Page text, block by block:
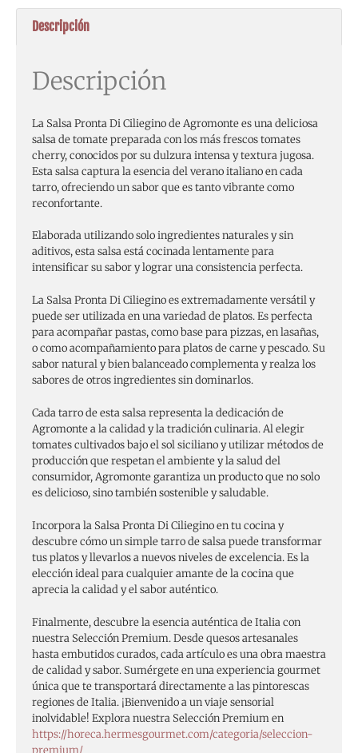
Descripción
Descripción
La Salsa Pronta Di Ciliegino de Agromonte es una deliciosa
salsa de tomate preparada con los más frescos tomates
cherry, conocidos por su dulzura intensa y textura jugosa.
Esta salsa captura la esencia del verano italiano en cada
tarro, ofreciendo un sabor que es tanto vibrante como
reconfortante.
Elaborada utilizando solo ingredientes naturales y sin
aditivos, esta salsa está cocinada lentamente para
intensificar su sabor y lograr una consistencia perfecta.
La Salsa Pronta Di Ciliegino es extremadamente versátil y
puede ser utilizada en una variedad de platos. Es perfecta
para acompañar pastas, como base para pizzas, en lasañas,
o como acompañamiento para platos de carne y pescado. Su
sabor natural y bien balanceado complementa y realza los
sabores de otros ingredientes sin dominarlos.
Cada tarro de esta salsa representa la dedicación de
Agromonte a la calidad y la tradición culinaria. Al elegir
tomates cultivados bajo el sol siciliano y utilizar métodos de
producción que respetan el ambiente y la salud del
consumidor, Agromonte garantiza un producto que no solo
es delicioso, sino también sostenible y saludable.
Incorpora la Salsa Pronta Di Ciliegino en tu cocina y
descubre cómo un simple tarro de salsa puede transformar
tus platos y llevarlos a nuevos niveles de excelencia. Es la
elección ideal para cualquier amante de la cocina que
aprecia la calidad y el sabor auténtico.
Finalmente, descubre la esencia auténtica de Italia con
nuestra Selección Premium. Desde quesos artesanales
hasta embutidos curados, cada artículo es una obra maestra
de calidad y sabor. Sumérgete en una experiencia gourmet
única que te transportará directamente a las pintorescas
regiones de Italia. ¡Bienvenido a un viaje sensorial
inolvidable! Explora nuestra Selección Premium en
https://horeca.hermesgourmet.com/categoria/seleccion-
premium/